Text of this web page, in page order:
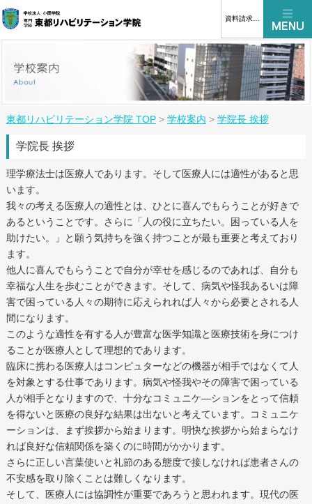
東都リハビリテーション学院 TOP > 学校案内 > 学院長 挨拶
学院長 挨拶
理学療法士は医療人であります。そして医療人には適性があると思
います。
我々の考える医療人の適性とは、ひとに喜んでもらうことが好きで
あるということです。さらに「人の役に立ちたい。困っている人を
助けたい。」と願う気持ちを強く持つことが最も重要と考えており
ます。
他人に喜んでもらうことで自分が幸せを感じるのであれば、自分も
幸福な人生を歩むことができます。そして、病気や怪我あるいは障
害で困っている人々の期待に応えられれば人々から必要とされる人
間になります。
このような適性を有する人が豊富な医学知識と医療技術を身につけ
ることが医療人として理想的であります。
臨床に携わる医療人はコンピュターなどの機器が相手ではなくて人
を対象とする仕事であります。病気や怪我やその障害で困っている
人が相手となりますので、十分なコミュニケ―ションをとって信頼
を得ないと医療の良好な結果は出ないと考えています。コミュニケ
ーションは、まず挨拶から始まります。明快な挨拶から始まらなけ
れば良好な信頼関係を築くのに時間がかかります。
さらに正しい言葉使いと礼節のある態度で接しなければ患者さんの
不安感を取り除くことは難しくなります。
そして、医療人には協調性が重要であろうと思われます。現代の医